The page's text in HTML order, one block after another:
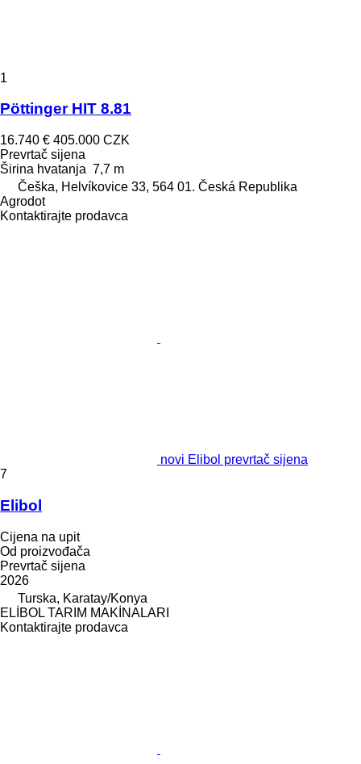
1
Pöttinger HIT 8.81
16.740 € 405.000 CZK
Prevrtač sijena
Širina hvatanja 7,7 m
Češka, Helvíkovice 33, 564 01. Česká Republika
Agrodot
Kontaktirajte prodavca
novi Elibol prevrtač sijena
7
Elibol
Cijena na upit
Od proizvođača
Prevrtač sijena
2026
Turska, Karatay/Konya
ELİBOL TARIM MAKİNALARI
Kontaktirajte prodavca